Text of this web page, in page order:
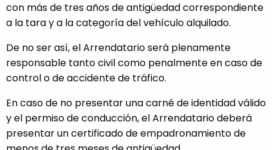
con más de tres años de antigüedad correspondiente
a la tara y a la categoría del vehículo alquilado.
De no ser así, el Arrendatario será plenamente
responsable tanto civil como penalmente en caso de
control o de accidente de tráfico.
En caso de no presentar una carné de identidad válido
y el permiso de conducción, el Arrendatario deberá
presentar un certificado de empadronamiento de